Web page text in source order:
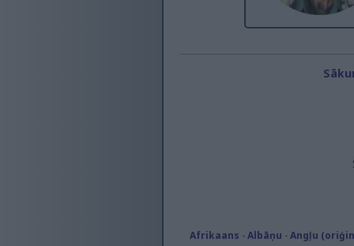
Afrikaans -Albāņu -Angļu